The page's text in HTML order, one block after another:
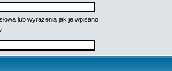
lub wyrażenia jak je wpisano